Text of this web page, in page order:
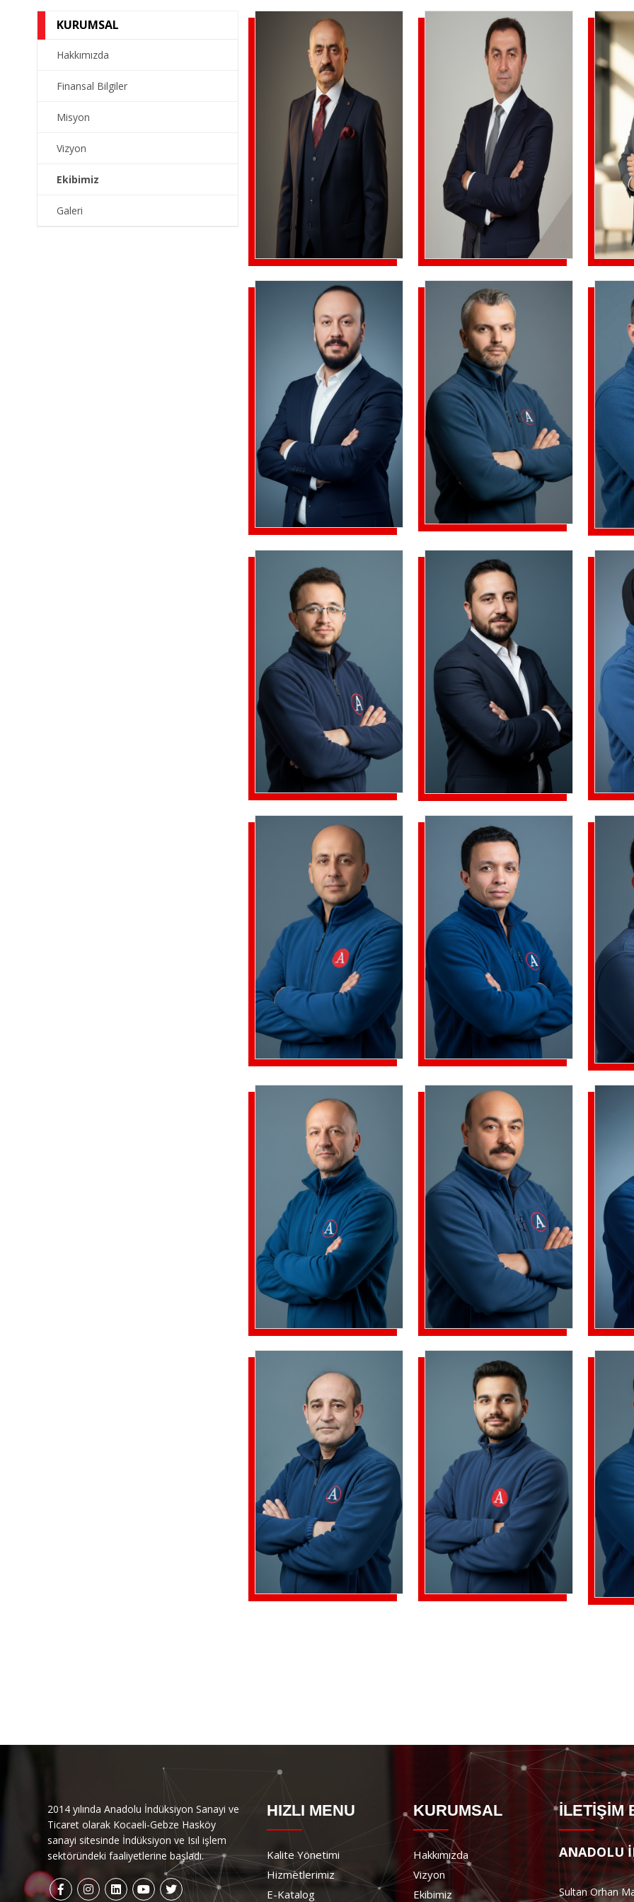
KURUMSAL
Hakkımızda
Finansal Bilgiler
Misyon
Vizyon
Ekibimiz
Galeri
2014 yılında Anadolu İndüksiyon Sanayi ve
Ticaret olarak Kocaeli-Gebze Hasköy
sanayi sitesinde İndüksiyon ve Isıl işlem
sektöründeki faaliyetlerine başladı.
HIZLI MENU
Kalite Yönetimi
Hizmetlerimiz
E-Katalog
KURUMSAL
Hakkımızda
Vizyon
Ekibimiz
İLETİŞİM
ANADOLU
Sultan Orhan